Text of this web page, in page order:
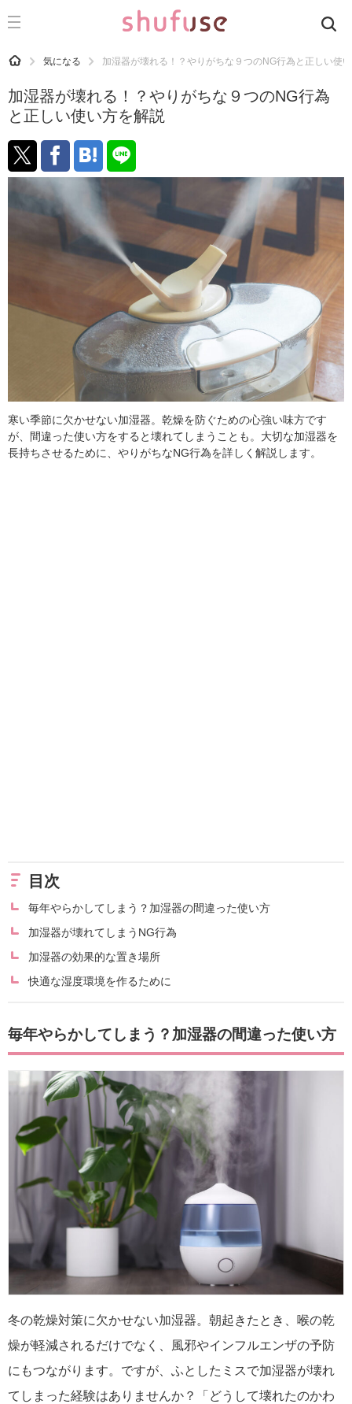
CATEGORY 記事カテゴリ
運気
洗濯
生活の知恵
お金
マナー
食材辞典
おすすめ
HOME 気になる 加湿器が壊れる！？やりがちな９つのNG行為と正しい使
加湿器が壊れる！？やりがちな９つのNG行為
と正しい使い方を解説
寒い季節に欠かせない加湿器。乾燥を防ぐための心強い味方です
が、間違った使い方をすると壊れてしまうことも。大切な加湿器を
長持ちさせるために、やりがちなNG行為を詳しく解説します。
目次
毎年やらかしてしまう？加湿器の間違った使い方
加湿器が壊れてしまうNG行為
加湿器の効果的な置き場所
快適な湿度環境を作るために
毎年やらかしてしまう？加湿器の間違った使い方
冬の乾燥対策に欠かせない加湿器。朝起きたとき、喉の乾
燥が軽減されるだけでなく、風邪やインフルエンザの予防
にもつながります。ですが、ふとしたミスで加湿器が壊れ
てしまった経験はありませんか？「どうして壊れたのかわ